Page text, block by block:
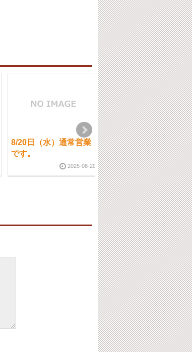
8/20日（水）通常営業
です。
2025-08-20
10月18日（火）通常営
業です。【ご予約状
況】
2022-10-